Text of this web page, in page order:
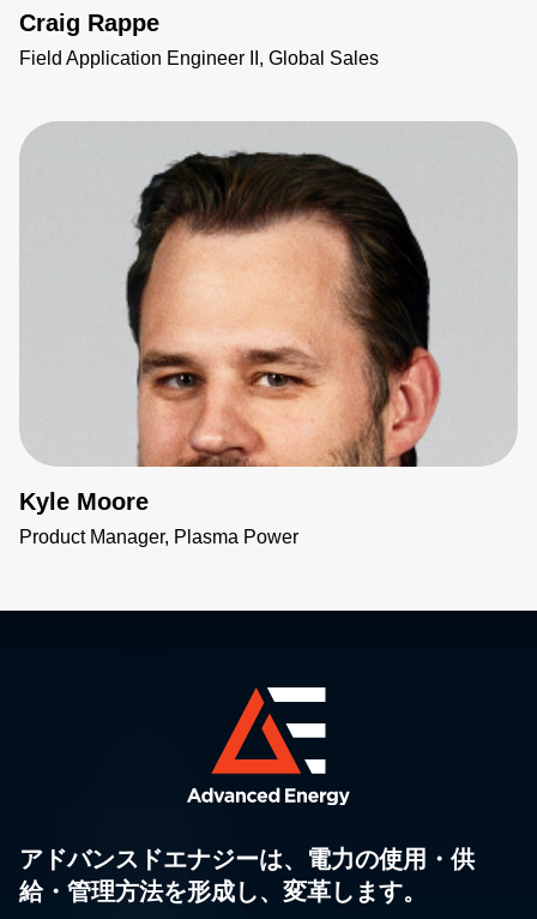
Craig Rappe
Field Application Engineer II, Global Sales
Kyle Moore
Product Manager, Plasma Power
アドバンスドエナジーは、電力の使用・供
給・管理方法を形成し、変革します。